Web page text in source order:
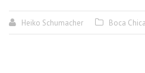
Heiko Schumacher Boca